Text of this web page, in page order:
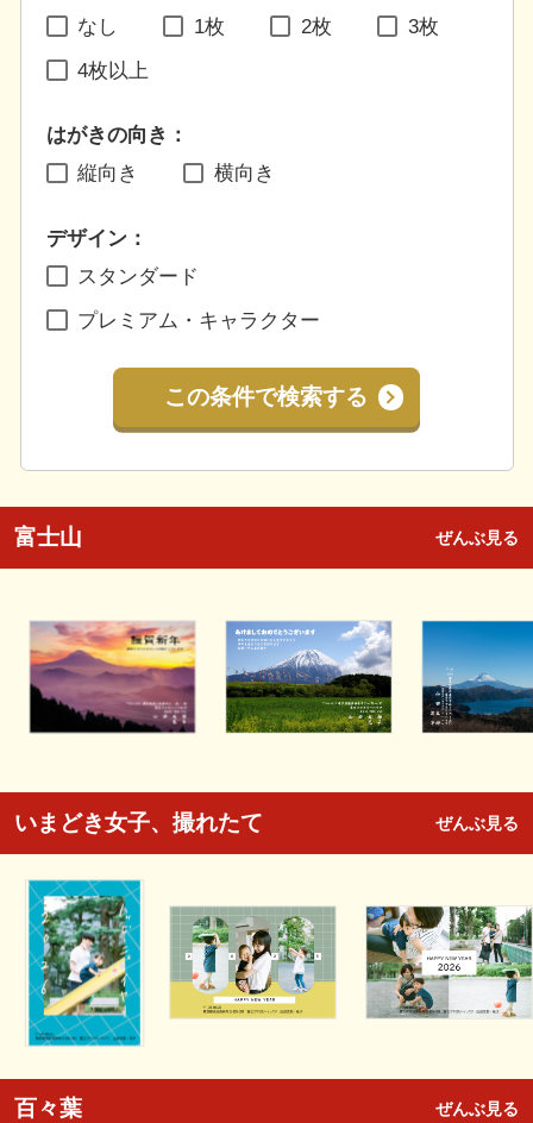
なし
1枚 2枚 3枚
4枚以上
はがきの向き：
縦向き
横向き
デザイン：
スタンダード
プレミアム・キャラクター
この条件で検索する
富士山 ぜんぶ見る
いまどき女子、撮れたて ぜんぶ見る
百々葉 ぜんぶ見る